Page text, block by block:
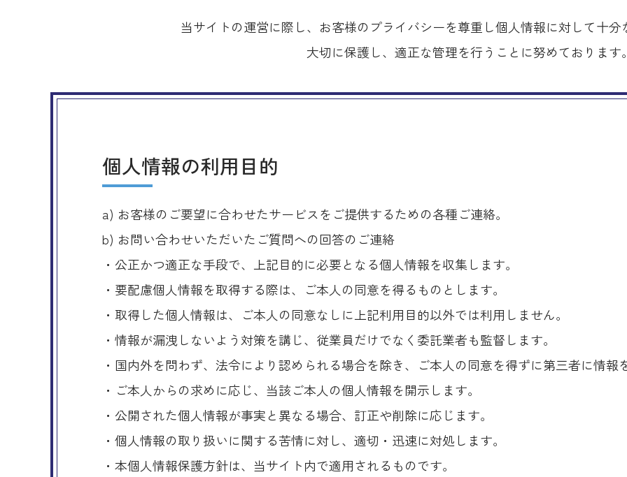
当サイトの運営に際し、お客様のプライバシーを尊重し個人情報に対して十分
大切に保護し、適正な管理を行うことに努めております。
個人情報の利用目的
a) お客様のご要望に合わせたサービスをご提供するための各種ご連絡。
b) お問い合わせいただいたご質問への回答のご連絡
・公正かつ適正な手段で、上記目的に必要となる個人情報を収集します。
・要配慮個人情報を取得する際は、ご本人の同意を得るものとします。
・取得した個人情報は、ご本人の同意なしに上記利用目的以外では利用しません。
・情報が漏洩しないよう対策を講じ、従業員だけでなく委託業者も監督します。
・国内外を問わず、法令により認められる場合を除き、ご本人の同意を得ずに第三者に情報
・ご本人からの求めに応じ、当該ご本人の個人情報を開示します。
・公開された個人情報が事実と異なる場合、訂正や削除に応じます。
・個人情報の取り扱いに関する苦情に対し、適切・迅速に対処します。
・本個人情報保護方針は、当サイト内で適用されるものです。